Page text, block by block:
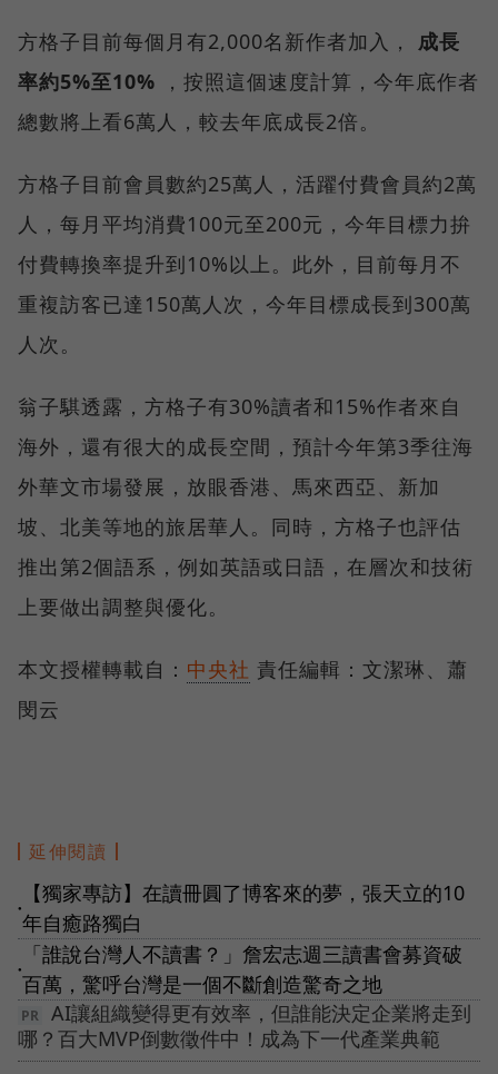
方格子目前每個月有2,000名新作者加入， 成長
率約5%至10% ，按照這個速度計算，今年底作者
總數將上看6萬人，較去年底成長2倍。
方格子目前會員數約25萬人，活躍付費會員約2萬
人，每月平均消費100元至200元，今年目標力拚
付費轉換率提升到10%以上。此外，目前每月不
重複訪客已達150萬人次，今年目標成長到300萬
人次。
翁子騏透露，方格子有30%讀者和15%作者來自
海外，還有很大的成長空間，預計今年第3季往海
外華文市場發展，放眼香港、馬來西亞、新加
坡、北美等地的旅居華人。同時，方格子也評估
推出第2個語系，例如英語或日語，在層次和技術
上要做出調整與優化。
本文授權轉載自： 中央社 責任編輯：文潔琳、蕭
閔云
延伸閱讀
●
【獨家專訪】在讀冊圓了博客來的夢，張天立的10
年自癒路獨白
●
「誰說台灣人不讀書？」詹宏志週三讀書會募資破
百萬，驚呼台灣是一個不斷創造驚奇之地
AI讓組織變得更有效率，但誰能決定企業將走到
哪？百大MVP倒數徵件中！成為下一代產業典範